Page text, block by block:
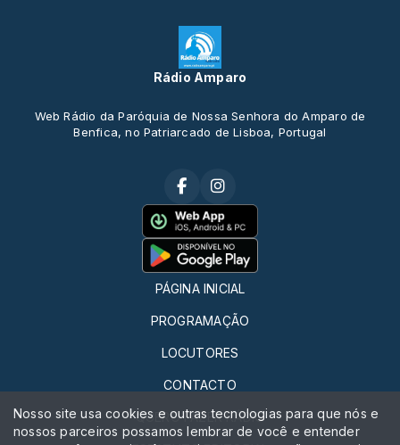
Rádio Amparo
Web Rádio da Paróquia de Nossa Senhora do Amparo de
Benfica, no Patriarcado de Lisboa, Portugal
PÁGINA INICIAL
PROGRAMAÇÃO
LOCUTORES
CONTACTO
QUERO FAZER RÁDIO
Nosso site usa cookies e outras tecnologias para que nós e
nossos parceiros possamos lembrar de você e entender